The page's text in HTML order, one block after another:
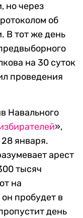
но через
об
В тот же день
на 30 суток
проведения
Навального
»,
января.
арест
тысяч
на
пробудет в
день